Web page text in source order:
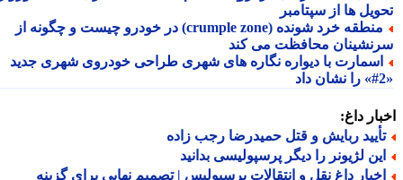
ها از سپتامبر
منطقه خرد شونده (crumple zone) در خودرو چیست و چگونه از
محافظت می کند
با دیواره نگاره های شهری طراحی خودروی شهری جدید
داغ:
ربایش و قتل حمیدرضا رجب زاده
لژیونر را دیگر پرسپولیسی بدانید
داغ نقل و انتقالات پرسپولیس | تصمیم نهایی برای گزینه